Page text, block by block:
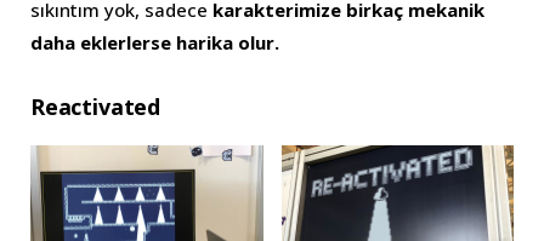
sıkıntım yok, sadece karakterimize birkaç mekanik
daha eklerlerse harika olur.
Reactivated